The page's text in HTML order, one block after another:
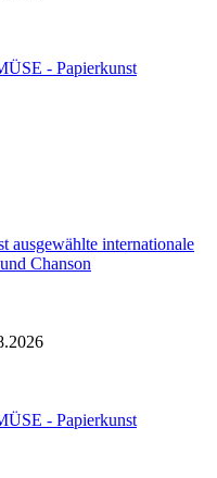
- Papierkunst
ausgewählte internationale
Chanson
- Papierkunst